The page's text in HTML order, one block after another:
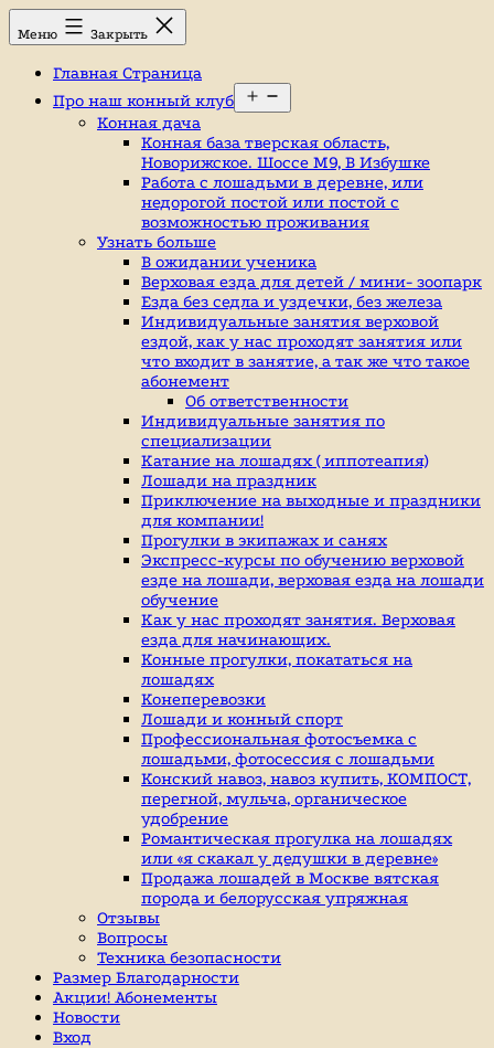
Перейти
к
Конный
клуб,
Ромашково,
лошади,
индивидуальные
Меню Закрыть
Главная Страница
Про наш конный клуб
меню
Конная дача
Конная база тверская область,
Новорижское. Шоссе М9, В Избушке
Работа с лошадьми в деревне, или
недорогой постой или постой с
возможностью проживания
Узнать больше
В ожидании ученика
Верховая езда для детей / мини- зоопарк
Езда без седла и уздечки, без железа
Индивидуальные занятия верховой
ездой, как у нас проходят занятия или
что входит в занятие, а так же что такое
абонемент
Об ответственности
Индивидуальные занятия по
специализации
Катание на лошадях ( иппотеапия)
Лошади на праздник
Приключение на выходные и праздники
для компании!
Прогулки в экипажах и санях
Экспресс-курсы по обучению верховой
езде на лошади, верховая езда на лошади
обучение
Как у нас проходят занятия. Верховая
езда для начинающих.
Конные прогулки, покататься на
лошадях
Конеперевозки
Лошади и конный спорт
Профессиональная фотосъемка с
лошадьми, фотосессия с лошадьми
Конский навоз, навоз купить, КОМПОСТ,
перегной, мульча, органическое
удобрение
Романтическая прогулка на лошадях
или «я скакал у дедушки в деревне»
Продажа лошадей в Москве вятская
порода и белорусская упряжная
Отзывы
Вопросы
Техника безопасности
Размер Благодарности
Акции! Абонементы
Новости
Вход